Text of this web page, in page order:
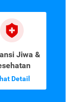
Jiwa &
Detail